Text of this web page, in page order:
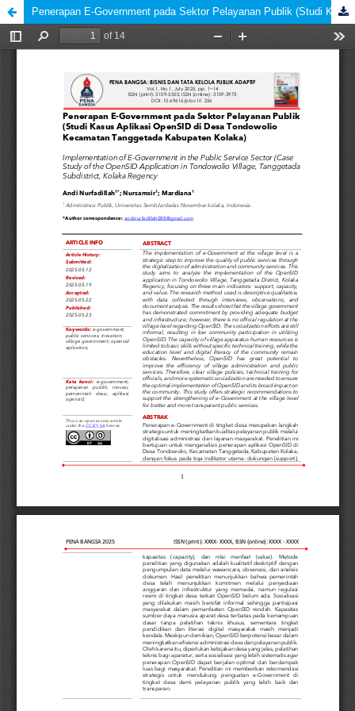
Penerapan E-Government pada Sektor Pelayanan Publik (Studi Kasus Aplikasi OpenSID di Desa Tondowolio Kecamatan Tanggetada Kabupaten Kolaka)